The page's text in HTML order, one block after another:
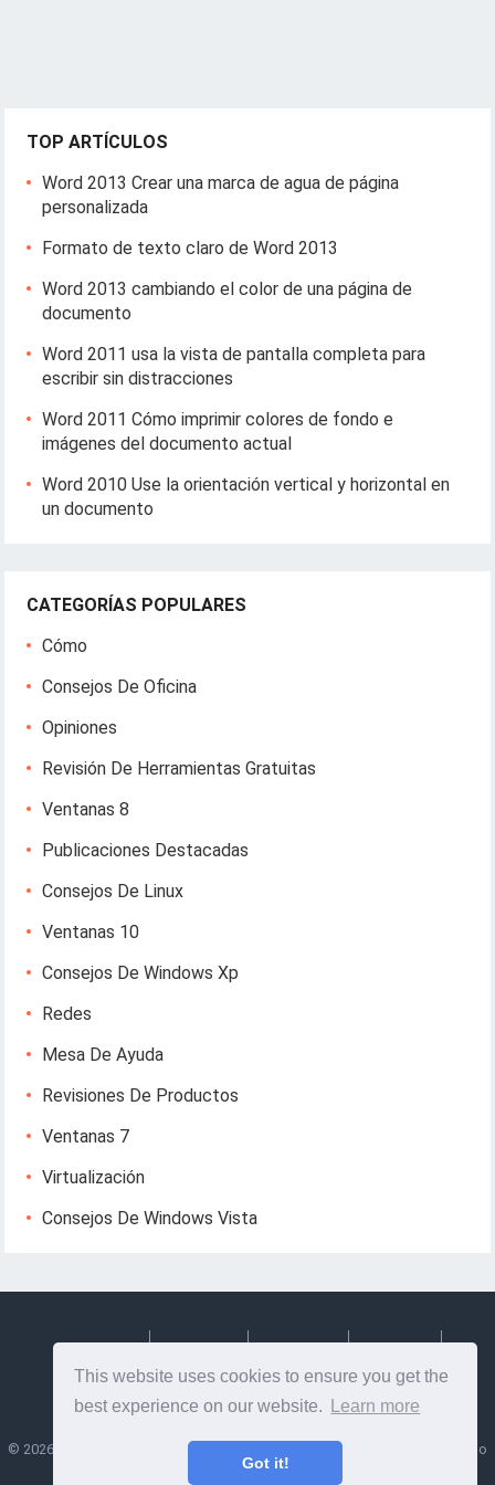
This website uses cookies to ensure you get the
best experience on our website.
Learn more
Got it!
TOP ARTÍCULOS
Word 2013 Crear una marca de agua de página
personalizada
Formato de texto claro de Word 2013
Word 2013 cambiando el color de una página de
documento
Word 2011 usa la vista de pantalla completa para
escribir sin distracciones
Word 2011 Cómo imprimir colores de fondo e
imágenes del documento actual
Word 2010 Use la orientación vertical y horizontal en
un documento
CATEGORÍAS POPULARES
Cómo
Consejos De Oficina
Opiniones
Revisión De Herramientas Gratuitas
Ventanas 8
Publicaciones Destacadas
Consejos De Linux
Ventanas 10
Consejos De Windows Xp
Redes
Mesa De Ayuda
Revisiones De Productos
Ventanas 7
Virtualización
Consejos De Windows Vista
© 2026 Lesptitesaffairesdemayl
- Consejos e información útil sobre diseño
web y desarrollo web!